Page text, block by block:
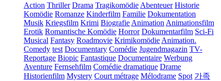
Action Thriller Drama Tragikomödie Abenteuer Historie
Komödie Romanze Kinderfilm Familie Dokumentation
Musik Kriegsfilm Krimi Biografie Animation Animationsfilm
Erotik Romantische Komödie Horror Dokumentarfilm Sci-Fi
Musical Fantasy Roadmovie Krimikomödie Animation.
Comedy test Documentary Comédie Jugendmagazin TV-
Reportage Biopic Fantastique Documentaire Werbung
Aventure Fernsehfilm Comédie dramatique Drame
Historienfilm Mystery Court métrage Mélodrame Spot 가족